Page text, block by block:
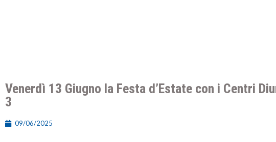
Venerdì 13 Giugno la Festa d’Estate con i Centri
3
09/06/2025